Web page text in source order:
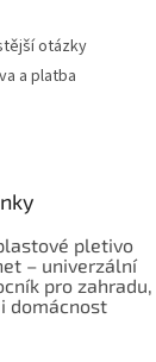
otázky
a platba
pletivo
– univerzální
pro zahradu,
domácnost